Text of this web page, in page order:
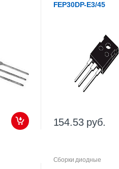
FEP30DP-E3/45
154.53 руб.
Сборки диодные